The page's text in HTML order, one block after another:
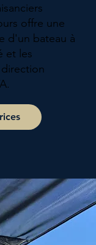
offre une
d'un bateau à
et les